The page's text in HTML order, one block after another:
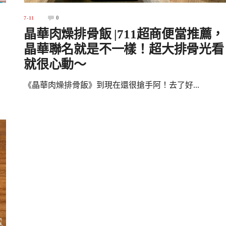
7-11 0
晶華肉燥排骨飯 |711超商便當推薦，
晶華聯名就是不一樣！超大排骨光看
就很心動～
《晶華肉燥排骨飯》到現在還很搶手阿！去了好...